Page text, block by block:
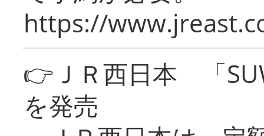
https://
👉ＪＲ西日本 「
を発売